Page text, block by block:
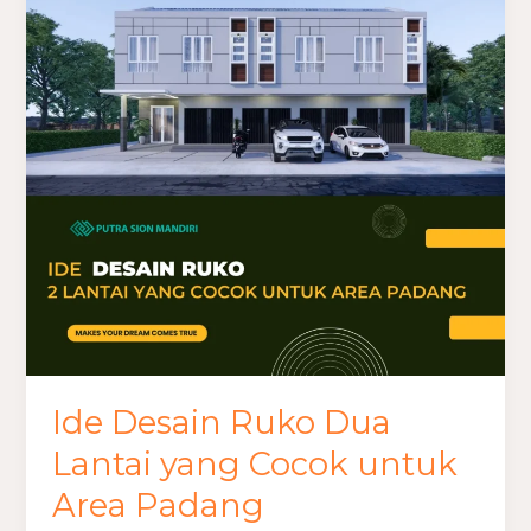
Ide Desain Ruko Dua
Lantai yang Cocok untuk
Area Padang
Desain
Ruko
Dua
Lantai
yang
Cocok
Area
Padang